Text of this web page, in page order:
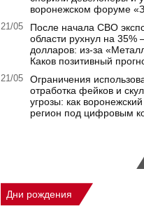
воронежском форуме
21/05
После начала СВО
области рухнул на
долларов: из-за
Каков позитивный
21/05
Ограничения
отработка фейков и
угрозы: как
регион под цифровым
Дни рождения